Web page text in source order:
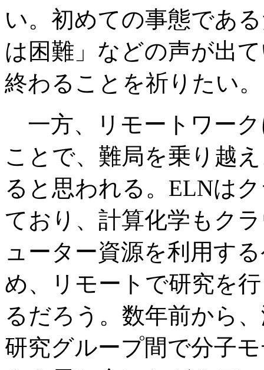
い。初めての事態であ
は困難」などの声が出
終わることを祈りたい。
一方、リモートワー
ことで、難局を乗り越
ると思われる。ELNは
ており、計算化学もク
ューター資源を利用す
め、リモートで研究を
るだろう。数年前から
研究グループ間で分子